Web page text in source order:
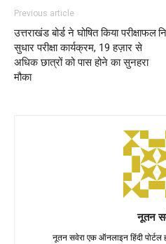
Previous article
उत्तराखंड बोर्ड ने घोषित किया परीक्षाफल
सुधार परीक्षा कार्यक्रम, 19 हज़ार से
अधिक छात्रों को पास होने का सुनहरा
मौका
नूतन
नूतन सवेरा एक ऑनलाइन हिंदी